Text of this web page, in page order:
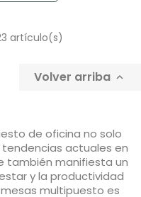
artículo(s)
Volver arriba 
de oficina no solo
actuales en
también manifiesta un
y la productividad
multipuesto es